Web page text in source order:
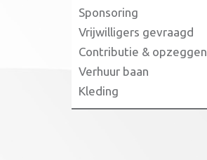
Sponsoring
Vrijwilligers gevraagd
Contributie & opzeggen
Verhuur baan
Kleding